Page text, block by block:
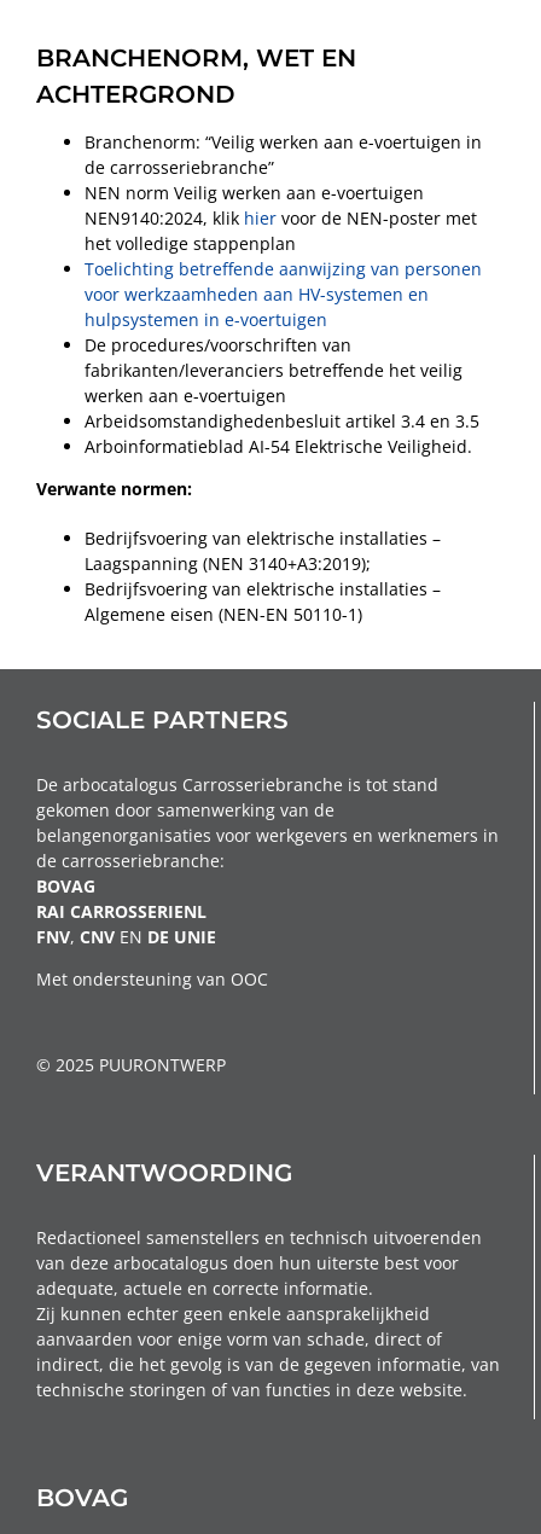
BRANCHENORM, WET EN
ACHTERGROND
Branchenorm: “Veilig werken aan e-voertuigen in
de carrosseriebranche”
NEN norm Veilig werken aan e-voertuigen
NEN9140:2024, klik hier voor de NEN-poster met
het volledige stappenplan
Toelichting betreffende aanwijzing van personen
voor werkzaamheden aan HV-systemen en
hulpsystemen in e-voertuigen
De procedures/voorschriften van
fabrikanten/leveranciers betreffende het veilig
werken aan e-voertuigen
Arbeidsomstandighedenbesluit artikel 3.4 en 3.5
Arboinformatieblad AI-54 Elektrische Veiligheid.
Verwante normen:
Bedrijfsvoering van elektrische installaties –
Laagspanning (NEN 3140+A3:2019);
Bedrijfsvoering van elektrische installaties –
Algemene eisen (NEN-EN 50110-1)
SOCIALE PARTNERS
De arbocatalogus Carrosseriebranche is tot stand
gekomen door samenwerking van de
belangenorganisaties voor werkgevers en werknemers in
de carrosseriebranche:
BOVAG
RAI CARROSSERIENL
FNV, CNV EN DE UNIE
Met ondersteuning van OOC
© 2025 PUURONTWERP
VERANTWOORDING
Redactioneel samenstellers en technisch uitvoerenden
van deze arbocatalogus doen hun uiterste best voor
adequate, actuele en correcte informatie.
Zij kunnen echter geen enkele aansprakelijkheid
aanvaarden voor enige vorm van schade, direct of
indirect, die het gevolg is van de gegeven informatie, van
technische storingen of van functies in deze website.
BOVAG